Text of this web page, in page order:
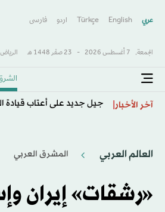
عربي English
Türkçe اردو فارسى
الجمعة, 7 أغسطس 2026 - 23 صفَر 1448 هـ
آخر الأخبار جيل جديد على أعتاب قيادة البرازيل... 10 مواهب
العالم العربي المشرق العربي
«رشقات» إيران